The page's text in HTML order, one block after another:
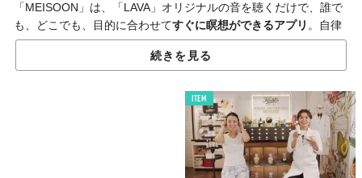
「MEISOON」は、「LAVA」オリジナルの音を聴くだけで、誰で
も、どこでも、目的に合わせてすぐに瞑想ができるアプリ 。自律
神経が整い、ストレスの軽減や不安解消、不眠症の改善などが期
待できる瞑想の世界へ誘導してくれるという。
今回の無料版では、朝から夜まで、どのタイミングでも楽しめる
を配信。簡単に始められるベーシックな瞑
想、10分以内で体験できるヨガのショートプログラムなどが用意
外出自粛でおうち時間が増える今、日々の疲れから解放されるの
続きを見る
ITEM